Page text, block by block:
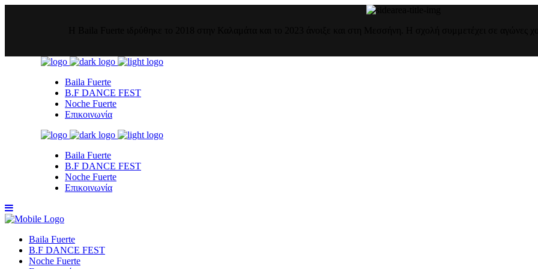
Baila Fuerte
B.F DANCE FEST
Noche Fuerte
Επικοινωνία
Baila Fuerte
B.F DANCE FEST
Noche Fuerte
Επικοινωνία
Baila Fuerte
B.F DANCE FEST
Noche Fuerte